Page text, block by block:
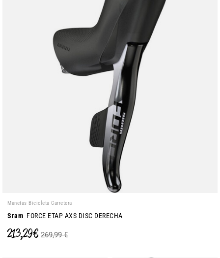
Manetas Bicicleta Carretera
Sram FORCE ETAP AXS DISC DERECHA
213,29 € 269,99 €